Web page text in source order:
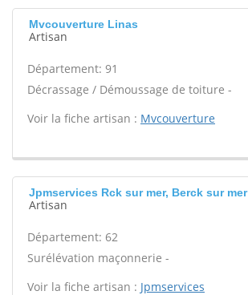
Mvcouverture Linas
Artisan
Département: 91
Décrassage / Démoussage de toiture -
Voir la fiche artisan : Mvcouverture
Jpmservices Rck sur mer, Berck sur mer
Artisan
Département: 62
Surélévation maçonnerie -
Voir la fiche artisan : Jpmservices